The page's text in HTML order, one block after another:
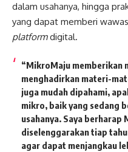
dalam usahanya, hingga
yang dapat memberi
platformdigital.
“MikroMaju memberikan
menghadirkan materi-
juga mudah dipahami,
mikro, baik yang sedang
usahanya. Saya berharap
diselenggarakan tiap
agar dapat menjangkau